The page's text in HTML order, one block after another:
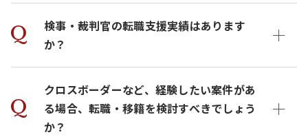
検事・裁判官の転職支援実績はあります
か？
クロスボーダーなど、経験したい案件があ
る場合、転職・移籍を検討すべきでしょう
か？